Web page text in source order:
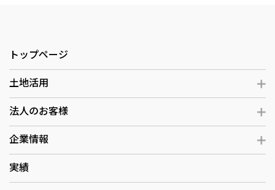
トップページ
土地活用
法人のお客様
企業情報
実績